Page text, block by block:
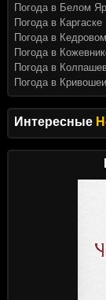
Интересные
Погода в Белом
Погода в Каргаске
Погода в Кедровом
Погода в
Погода в
Погода в